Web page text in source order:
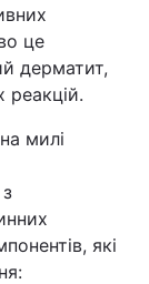
це
дерматит,
реакцій.
милі
які